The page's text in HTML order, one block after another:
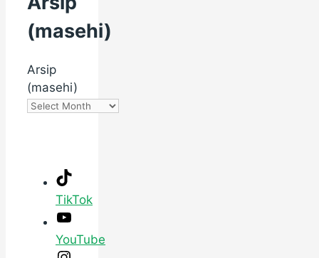
(masehi)
Arsip
(masehi)
TikTok
YouTube